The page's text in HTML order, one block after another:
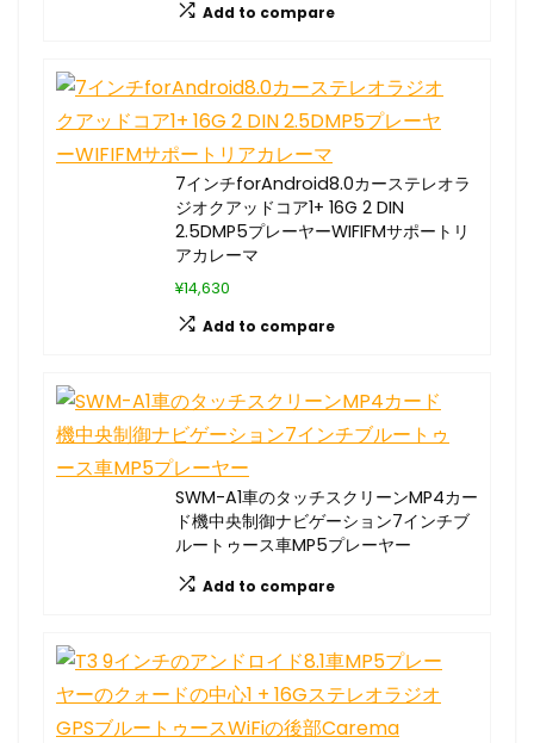
Add to compare
7インチforAndroid8.0カーステレオラ
ジオクアッドコア1+ 16G 2 DIN
2.5DMP5プレーヤーWIFIFMサポートリ
アカレーマ
¥14,630
Add to compare
SWM-A1車のタッチスクリーンMP4カー
ド機中央制御ナビゲーション7インチブ
ルートゥース車MP5プレーヤー
Add to compare